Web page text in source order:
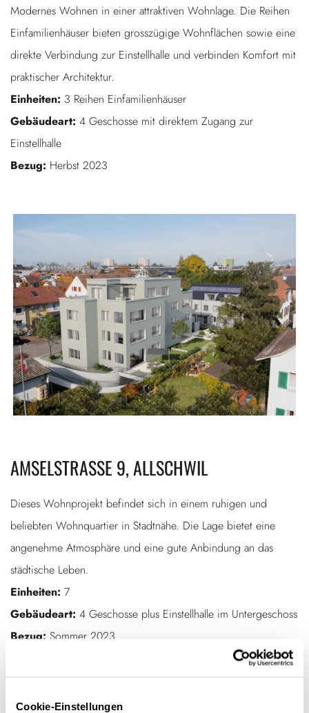
Cookie-Einstellungen
Modernes Wohnen in einer attraktiven Wohnlage. Die Reihen
Einfamilienhäuser bieten grosszügige Wohnflächen sowie eine
direkte Verbindung zur Einstellhalle und verbinden Komfort mit
praktischer Architektur.
Einheiten: 3 Reihen Einfamilienhäuser
Gebäudeart: 4 Geschosse mit direktem Zugang zur
Einstellhalle
Bezug: Herbst 2023
AMSELSTRASSE 9, ALLSCHWIL
Dieses Wohnprojekt befindet sich in einem ruhigen und
beliebten Wohnquartier in Stadtnähe. Die Lage bietet eine
angenehme Atmosphäre und eine gute Anbindung an das
städtische Leben.
Einheiten: 7
Gebäudeart: 4 Geschosse plus Einstellhalle im Untergeschoss
Bezug: Sommer 2023